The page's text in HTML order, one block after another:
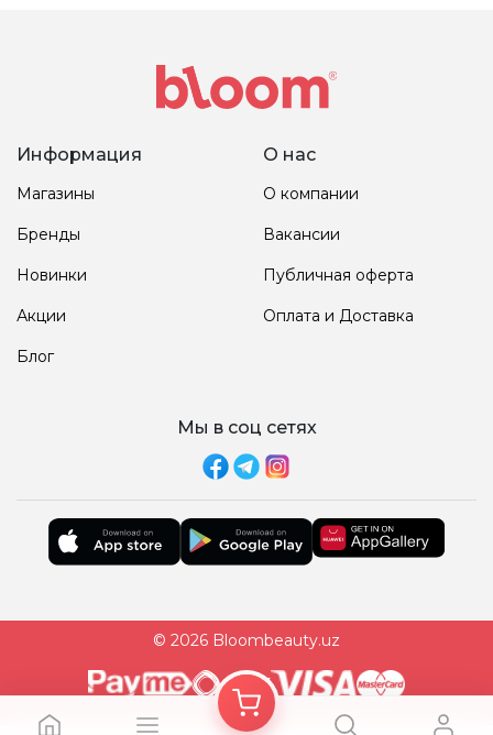
Информация
Магазины
Бренды
Новинки
Акции
Блог
О нас
О компании
Вакансии
Публичная оферта
Оплата и Доставка
Мы в соц сетях
© 2026 Bloombeauty.uz